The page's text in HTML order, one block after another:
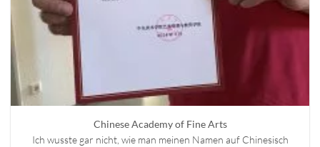
Chinese Academy of Fine Arts
Ich wusste gar nicht, wie man meinen Namen auf Chinesisch